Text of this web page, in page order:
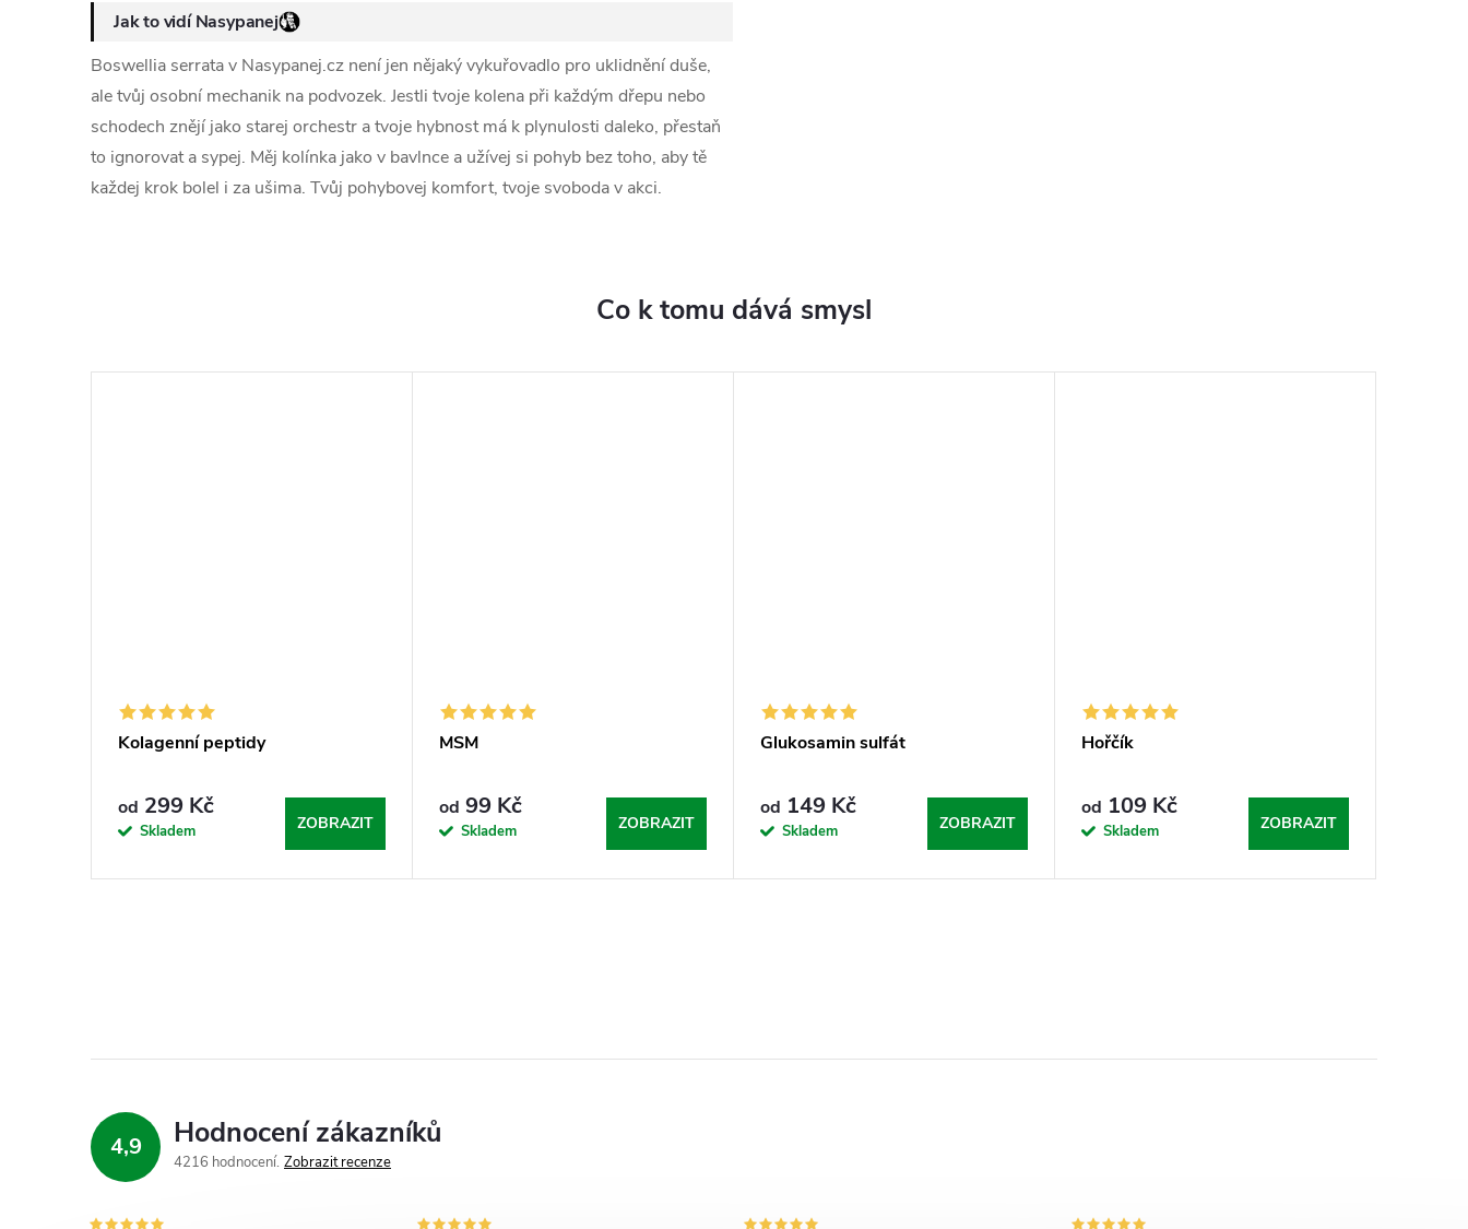
Jak to vidí Nasypanej
Boswellia serrata v Nasypanej.cz není jen nějaký vykuřovadlo pro uklidnění duše,
ale tvůj osobní mechanik na podvozek. Jestli tvoje kolena při každým dřepu nebo
schodech znějí jako starej orchestr a tvoje hybnost má k plynulosti daleko, přestaň
to ignorovat a sypej. Měj kolínka jako v bavlnce a užívej si pohyb bez toho, aby tě
každej krok bolel i za ušima. Tvůj pohybovej komfort, tvoje svoboda v akci.
Co k tomu dává smysl
Kolagenní peptidy
od 299 Kč
Skladem ZOBRAZIT
MSM
od 99 Kč
Skladem ZOBRAZIT
Glukosamin sulfát
od 149 Kč
Skladem ZOBRAZIT
Hořčík
od 109 Kč
Skladem ZOBRAZIT
4,9 Hodnocení zákazníků
4216 hodnocení Zobrazit recenze